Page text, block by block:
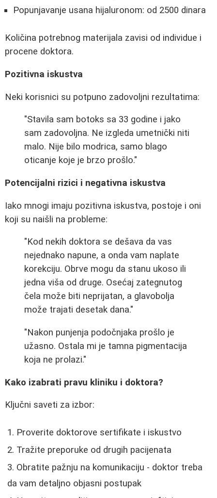
Popunjavanje usana hijaluronom: od 2500 dinara
Količina potrebnog materijala zavisi od individue i
procene doktora.
Pozitivna iskustva
Neki korisnici su potpuno zadovoljni rezultatima:
"Stavila sam botoks sa 33 godine i jako
sam zadovoljna. Ne izgleda umetnički niti
malo. Nije bilo modrica, samo blago
oticanje koje je brzo prošlo."
Potencijalni rizici i negativna iskustva
Iako mnogi imaju pozitivna iskustva, postoje i oni
koji su naišli na probleme:
"Kod nekih doktora se dešava da vas
nejednako napune, a onda vam naplate
korekciju. Obrve mogu da stanu ukoso ili
jedna viša od druge. Osećaj zategnutog
čela može biti neprijatan, a glavobolja
može trajati desetak dana."
"Nakon punjenja podočnjaka prošlo je
užasno. Ostala mi je tamna pigmentacija
koja ne prolazi."
Kako izabrati pravu kliniku i doktora?
Ključni saveti za izbor:
Proverite doktorove sertifikate i iskustvo
Tražite preporuke od drugih pacijenata
Obratite pažnju na komunikaciju - doktor treba
da vam detaljno objasni postupak